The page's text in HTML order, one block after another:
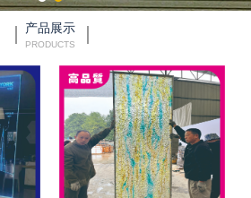
产品展示
PRODUCTS